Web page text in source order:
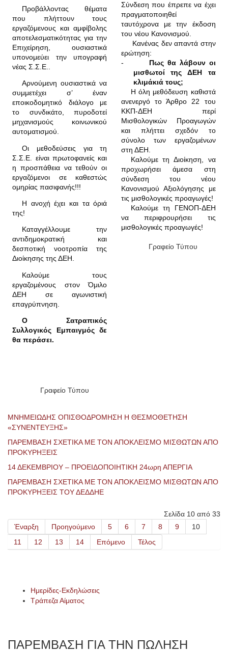
Προβάλλοντας θέματα
που πλήττουν τους
εργαζόμενους και αμφίβολης
αποτελεσματικότητας για την
Επιχείρηση, ουσιαστικά
υπονομεύει την υπογραφή
νέας Σ.Σ.Ε..
Αρνούμενη ουσιαστικά να
συμμετέχει σ’ έναν
εποικοδομητικό διάλογο με
το συνδικάτο, πυροδοτεί
μηχανισμούς κοινωνικού
αυτοματισμού.
Οι μεθοδεύσεις για τη
Σ.Σ.Ε. είναι πρωτοφανείς και
η προσπάθεια να τεθούν οι
εργαζόμενοι σε καθεστώς
ομηρίας πασιφανής!!!
Η ανοχή έχει και τα όριά
της!
Καταγγέλλουμε την
αντιδημοκρατική και
δεσποτική νοοτροπία της
Διοίκησης της ΔΕΗ.
Καλούμε τους
εργαζομένους στον Όμιλο
ΔΕΗ σε αγωνιστική
επαγρύπνηση.
Ο Σατραπικός
Συλλογικός Εμπαιγμός δε
θα περάσει.
Γραφείο Τύπου
Σύνδεση που έπρεπε να έχει
πραγματοποιηθεί
ταυτόχρονα με την έκδοση
του νέου Κανονισμού.
Κανένας δεν απαντά στην
ερώτηση:
-
Πως θα λάβουν οι
μισθωτοί της ΔΕΗ τα
κλιμάκιά τους;
Η όλη μεθόδευση καθιστά
ανενεργό το Άρθρο 22 του
ΚΚΠ-ΔΕΗ περί
Μισθολογικών Προαγωγών
και πλήττει σχεδόν το
σύνολο των εργαζομένων
στη ΔΕΗ.
Καλούμε τη Διοίκηση, να
προχωρήσει άμεσα στη
σύνδεση του νέου
Κανονισμού Αξιολόγησης με
τις μισθολογικές προαγωγές!
Καλούμε τη ΓΕΝΟΠ-ΔΕΗ
να περιφρουρήσει τις
μισθολογικές προαγωγές!
Γραφείο Τύπου
ΜΝΗΜΕΙΩΔΗΣ ΟΠΙΣΘΟΔΡΟΜΗΣΗ Η ΘΕΣΜΟΘΕΤΗΣΗ
«ΣΥΝΕΝΤΕΥΞΗΣ»
ΠΑΡΕΜΒΑΣΗ ΣΧΕΤΙΚΑ ΜΕ ΤΟΝ ΑΠΟΚΛΕΙΣΜΟ ΜΙΣΘΩΤΩΝ ΑΠΟ
ΠΡΟΚΥΡΗΞΕΙΣ
14 ΔΕΚΕΜΒΡΙΟΥ – ΠΡΟΕΙΔΟΠΟΙΗΤΙΚΗ 24ωρη ΑΠΕΡΓΙΑ
ΠΑΡΕΜΒΑΣΗ ΣΧΕΤΙΚΑ ΜΕ ΤΟΝ ΑΠΟΚΛΕΙΣΜΟ ΜΙΣΘΩΤΩΝ ΑΠΟ
ΠΡΟΚΥΡΗΞΕΙΣ ΤΟΥ ΔΕΔΔΗΕ
Σελίδα 10 από 33
Έναρξη
Προηγούμενο 5 6 7 8 9
10
11
12 13 14 Επόμενο Τέλος
Ημερίδες-Εκδηλώσεις
Τράπεζα Αίματος
ΠΑΡΕΜΒΑΣΗ ΓΙΑ ΤΗΝ ΠΩΛΗΣΗ